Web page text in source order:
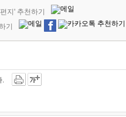
지' 추천하기
기
.